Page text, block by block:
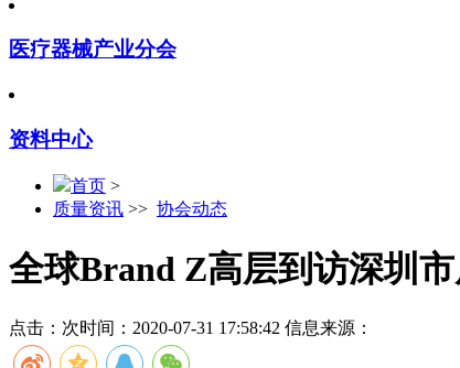
医疗器械产业分会
资料中心
首页 >
质量资讯 >> 协会动态
全球Brand Z高层到访深圳
点击： 次时间：2020-07-31 17:58:42 信息来源：